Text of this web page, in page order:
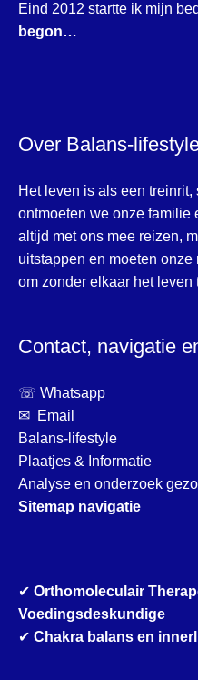
Eind 2012 startte ik mijn
begon…
Over Balans-
Het leven is als een
ontmoeten we onze familie
altijd met ons mee reizen,
uitstappen en moeten
om zonder elkaar het
Contact, navigatie
☏ Whatsapp
✉ Email
Balans-lifestyle
Plaatjes & Informatie
Analyse en onderzoek
Sitemap navigatie
✔ Orthomoleculair
Voedingsdeskundige
✔ Chakra balans en